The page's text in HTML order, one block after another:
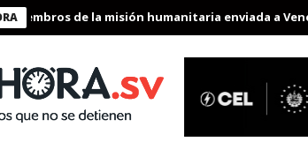
de la misión humanitaria enviada a Venezuela